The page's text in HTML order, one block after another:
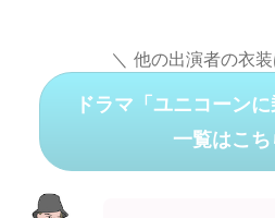
＼ 他の出演者の衣
ドラマ「ユニコーン
一覧はこち